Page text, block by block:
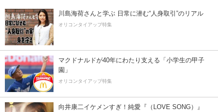
川島海荷さんと学ぶ 日常に潜む“人身取引”のリアル
オリコンタイアップ特集
マクドナルドが40年にわたり支える「小学生の甲子
園」
オリコンタイアップ特集
向井康二イケメンすぎ！純愛『（LOVE SONG）』